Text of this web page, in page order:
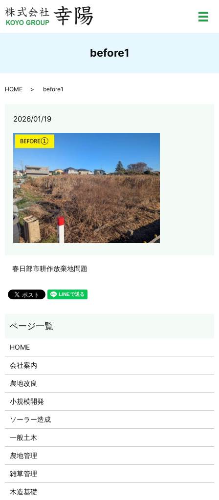
メ
before1
HOME before1
2026/01/19
春日部市耕作放棄地問題
HOME
会社案内
農地改良
小規模開発
ソーラー造成
一般土木
農地管理
雑草管理
木造基礎